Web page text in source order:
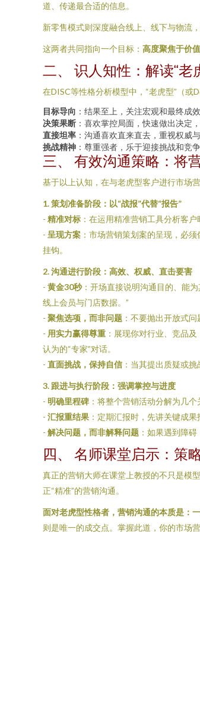
道、传递最合适的信息。
新零售模式则深度融合线上、线下与物流
这两者共同指向一个目标： 高度聚焦于价
二、 识人知性：解读“老
在DISC等性格分析模型中，“老虎型”（或
目标导向 ：结果至上，关注宏观和最终成
决策果断 ：喜欢掌控局面，快速做出决定
直接坦率 ：沟通喜欢直来直去，重视权威
挑战精神 ：尊重强者，乐于迎接挑战和竞
三、 有效沟通策略：将
基于以上认知，在与老虎型客户进行市场
1. 策划准备阶段：以“战报”代替“报告”
- 精准对标 ：在运用精准营销工具分析客
- 呈现方案 ：市场营销策划案的呈现，必
挂钩。
2. 沟通进行阶段：高效、权威、直击要害
- 黄金30秒：开场直接说明沟通目的、能
线上会员与门店数据。”
- 聚焦选项，而非问题 ：不要抛出开放式
- 用实力赢得尊重 ：展现你对行业、竞品
认为的“专家”对话。
- 直面挑战，保持自信 ：当其提出质疑或
3. 跟进与执行阶段：强调掌控与进度
- 明确里程碑 ：将整个营销活动分解为几
- 汇报重结果 ：定期汇报时，先讲关键成
- 解决问题，而非解释问题 ：如果遇到障
四、 名师课堂启示：策
真正的营销大师在课堂上教授的不只是模
正“精准”的营销沟通。
面对老虎型性格者，营销沟通的本质是：
则是唯一的成交点。掌握此道，你的市场